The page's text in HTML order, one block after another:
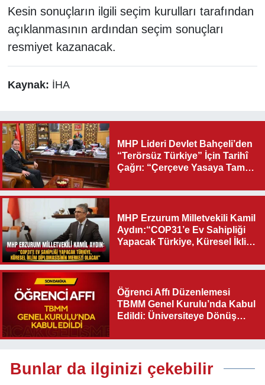
Kesin sonuçların ilgili seçim kurulları tarafından
açıklanmasının ardından seçim sonuçları
resmiyet kazanacak.
Kaynak: İHA
MHP Lideri Devlet Bahçeli’den
“Terörsüz Türkiye” İçin Tarihî
Çağrı: “Çerçeve Yasaya Tam
MHP Erzurum Milletvekili Kamil
Aydın:“COP31’e Ev Sahipliği
Yapacak Türkiye, Küresel İklim
Olacak"
Öğrenci Affı Düzenlemesi
TBMM Genel Kurulu’nda Kabul
Edildi: Üniversiteye Dönüş
Bunlar da ilginizi çekebilir